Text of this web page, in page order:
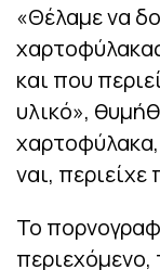
«Θέλαμε να
και που
υλικό»,
χαρτοφύλακα,
ναι,
Το
περιεχόμενο,